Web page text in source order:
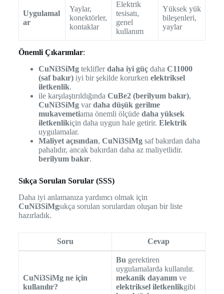
Uygulamal
ar
Yaylar,
konektörler,
kontaklar
Elektrik
tesisatı,
genel
kullanım
Yüksek yük
bileşenleri,
yaylar
Önemli Çıkarımlar:
CuNi3SiMgtekliflerdaha iyi güçdaha C11000
(saf bakır)iyi bir şekilde korurken elektriksel
iletkenlik.
ile karşılaştırıldığında CuBe2 (berilyum bakır),
CuNi3SiMgvardaha düşük gerilme
mukavemetiama önemli ölçüde daha yüksek
iletkenlikiçin daha uygun hale getirir. Elektrik
uygulamalar.
Maliyet açısından, CuNi3SiMgsaf bakırdan daha
pahalıdır, ancak bakırdan daha az maliyetlidir.
berilyum bakır.
Sıkça Sorulan Sorular (SSS)
Daha iyi anlamanıza yardımcı olmak için
CuNi3SiMgsıkça sorulan sorulardan oluşan bir liste
hazırladık.
Soru Cevap
CuNi3SiMg ne için
kullanılır?
Bu gerektiren
uygulamalarda kullanılır.
mekanik dayanımve
elektriksel iletkenlikgibi